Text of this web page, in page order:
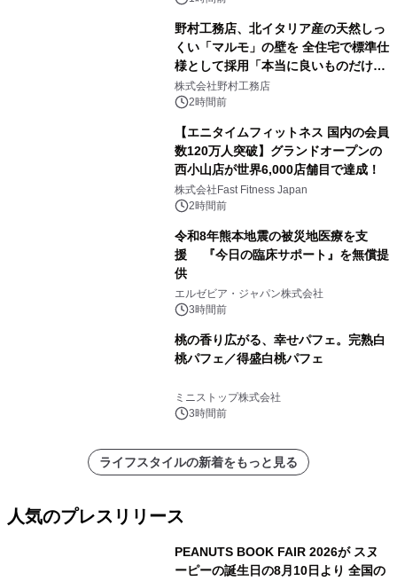
野村工務店、北イタリア産の天然しっ
くい「マルモ」の壁を 全住宅で標準仕
様として採用「本当に良いものだけに
こだわる」
株式会社野村工務店
2時間前
【エニタイムフィットネス 国内の会員
数120万人突破】グランドオープンの
西小山店が世界6,000店舗目で達成！
株式会社Fast Fitness Japan
2時間前
令和8年熊本地震の被災地医療を支
援 『今日の臨床サポート』を無償提
供
エルゼビア・ジャパン株式会社
3時間前
桃の香り広がる、幸せパフェ。完熟白
桃パフェ／得盛白桃パフェ
ミニストップ株式会社
3時間前
ライフスタイルの新着をもっと見る
人気のプレスリリース
PEANUTS BOOK FAIR 2026が スヌ
ーピーの誕生日の8月10日より 全国の